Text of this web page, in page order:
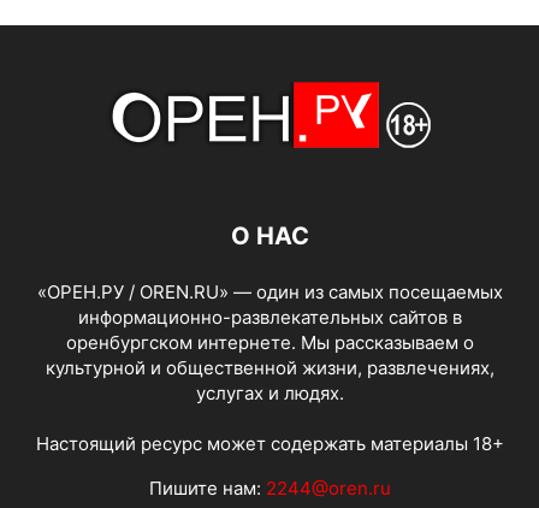
О НАС
«ОРЕН.РУ / OREN.RU» — один из самых посещаемых
информационно-развлекательных сайтов в
оренбургском интернете. Мы рассказываем о
культурной и общественной жизни, развлечениях,
услугах и людях.
Настоящий ресурс может содержать материалы 18+
Пишите нам: 2244@oren.ru